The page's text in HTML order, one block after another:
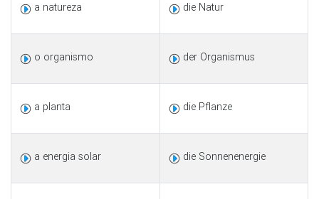
a natureza die Natur
o organismo der Organismus
a planta die Pflanze
a energia solar die Sonnenenergie